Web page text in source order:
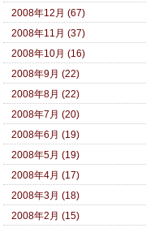
2008年12月 (67)
2008年11月 (37)
2008年10月 (16)
2008年9月 (22)
2008年8月 (22)
2008年7月 (20)
2008年6月 (19)
2008年5月 (19)
2008年4月 (17)
2008年3月 (18)
2008年2月 (15)